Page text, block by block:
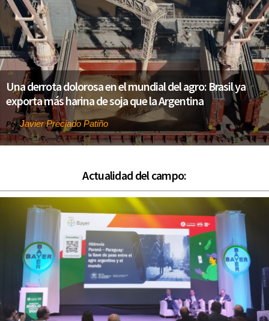
Una derrota dolorosa en el mundial del agro: Brasil ya
exporta más harina de soja que la Argentina
PorJavier Preciado Patiño
Actualidad del campo: